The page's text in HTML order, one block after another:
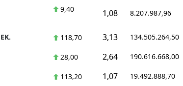
9,40 1,08 8.207.987,96
118,70 3,13 134.505.264,50
28,00 2,64 190.616.668,00
113,20 1,07 19.492.888,70